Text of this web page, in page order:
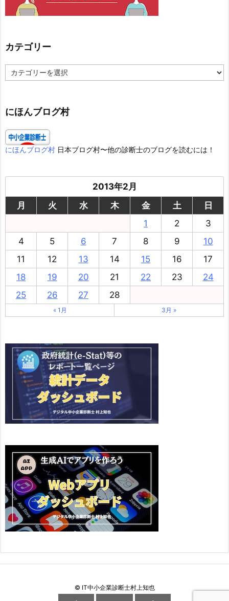
カテゴリー
テ
ー
にほんブログ村
にほんブログ村 日本ブログ村〜他の診断士のブログを読むには！
2013年2月
月
火 水 木 金 土
日
1
2
3
4
5 6 7 8 9
10
11
12 13 14 15 16
17
18
19 20 21 22 23
24
25
26 27 28
« 1月 3月 »
© IT中小企業診断士村上知也